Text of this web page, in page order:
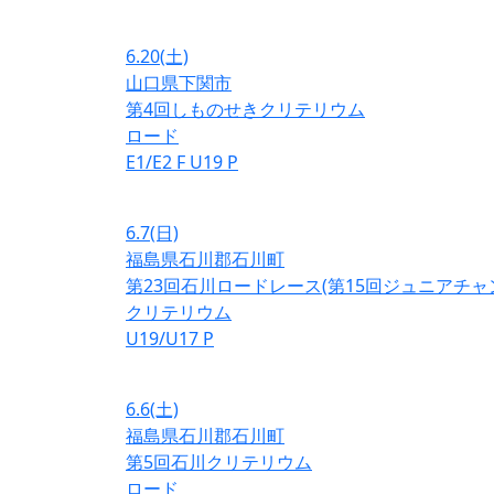
6.20(土)
山口県下関市
第4回しものせきクリテリウム
ロード
E1/E2 F U19 P
6.7(日)
福島県石川郡石川町
第23回石川ロードレース(第15回ジュニアチャ
クリテリウム
U19/U17 P
6.6(土)
福島県石川郡石川町
第5回石川クリテリウム
ロード